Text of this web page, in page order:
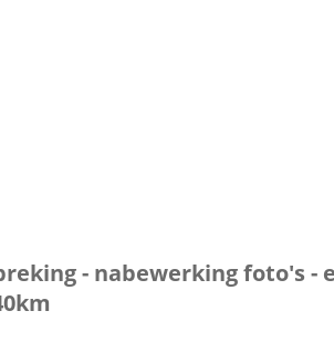
- nabewerking foto's -